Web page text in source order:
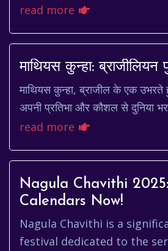
जाता है। उन्होंने अपने अभिनय कौशल
read more
माथियस कुन्हा:
माथियस कुन्हा, ब्राजील के एक उभरते
अपनी प्रतिभा और कौशल से दुनिया
को मोहित कर लिया है। उनकी कहानी
read more
Nagula Chavithi
Calendars Now!
Nagula Chavithi is a
festival dedicated to the